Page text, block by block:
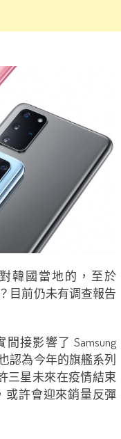
韓國當地的，至於
目前仍未有调查報告
接影響了 Samsung
認為今年的旗艦系列
三星未來在疫情結束
或許會迎來銷量反彈